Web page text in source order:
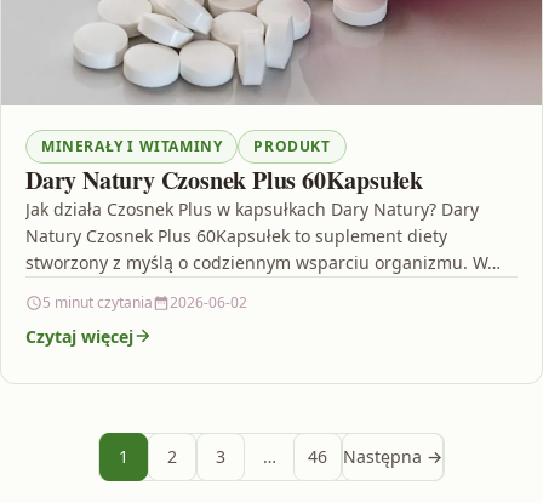
MINERAŁY I WITAMINY PRODUKT
Dary Natury Czosnek Plus 60Kapsułek
Jak działa Czosnek Plus w kapsułkach Dary Natury? Dary
Natury Czosnek Plus 60Kapsułek to suplement diety
stworzony z myślą o codziennym wsparciu organizmu. W…
5 minut czytania 2026-06-02
Czytaj więcej
1 2 3 … 46 Następna →